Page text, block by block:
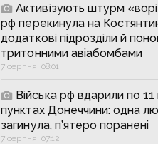
Активізують штурм
рф перекинула на
додаткові підрозділи й
тритонними авіабомбами
7 серпня, 08:01
Війська рф вдарили по
пунктах Донеччини: одна
загинула, п’ятеро поранені
7 серпня, 07:12